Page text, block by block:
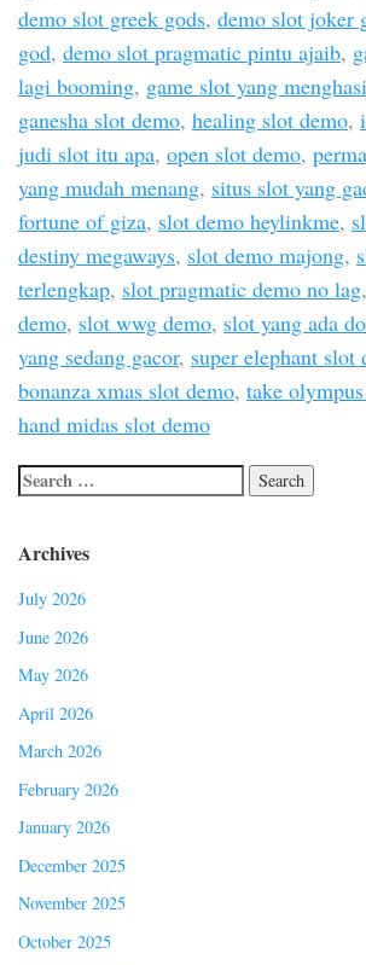
demo slot greek gods, demo slot joker
god, demo slot pragmatic pintu ajaib,
lagi booming, game slot yang
ganesha slot demo, healing slot demo,
judi slot itu apa, open slot demo,
yang mudah menang, situs slot yang
fortune of giza, slot demo heylinkme,
destiny megaways, slot demo majong,
terlengkap, slot pragmatic demo no lag,
demo, slot wwg demo, slot yang ada
yang sedang gacor, super elephant slot
bonanza xmas slot demo, take
hand midas slot demo
Archives
July 2026
June 2026
May 2026
April 2026
March 2026
February 2026
January 2026
December 2025
November 2025
October 2025